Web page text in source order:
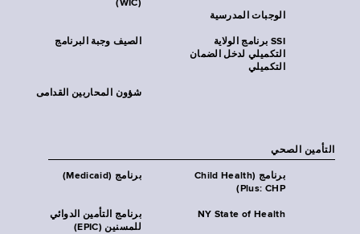
(WIC)
الوجبات المدرسية
الصيف وجبة البرنامج
SSI برنامج الولاية
التكميلي لدخل الضمان
التكميلي
شؤون المحاربين القدامى
التأمين الصحي
برنامج (Medicaid)
برنامج (Child Health
Plus: CHP)
برنامج التأمين الدوائي
للمسنين (EPIC)
NY State of Health